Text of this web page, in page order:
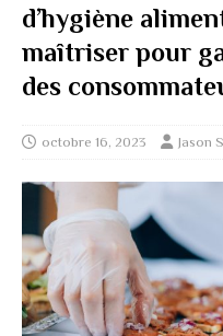
d’hygiène
maîtriser pour
des
octobre 16, 2023 Jason